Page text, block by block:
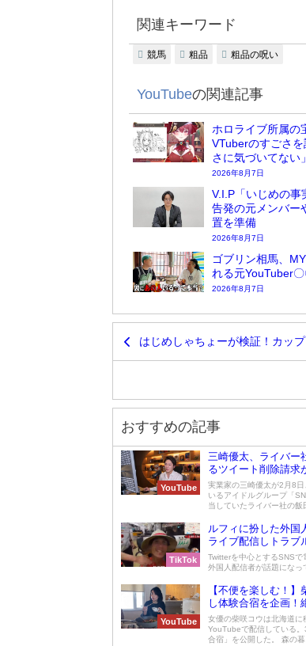
関連キーワード
競馬 粗品 粗品の呪い
YouTubeの関連記事
ホロライブ所属の
VTuberのすごさ
さに気づいてない」
2026年8月7日
V.I.P「いじめの事
告発の元メンバー
置を準備
2026年8月7日
ゴブリン相馬、
れる元YouTuber
2026年8月7日
はじめしゃちょーが検証！カッ
おすすめの記事
YouTube
三崎優太、ライバー
るツイート削除請求
実業家の三崎優太が2月8
いるアイドルグループ「
当していたライバー社の飯
TikTok
ルフィに扮した外国
ライブ配信しトラブ
Twitterを中心とするSNSで
外国人配信者が話題になっ
YouTube
【不便を楽しむ！
し体験合宿を企画！
女優の柴咲コウは北海道に
YouTubeで配信している
合宿」を公開した。 森の暮